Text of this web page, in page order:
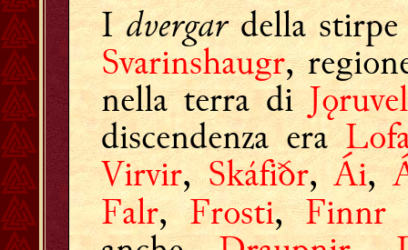
Idvergardella
Svarinshaugr,
nella terra di
discendenza era
Virvir,Skáfiðr,Ái,
Falr,Frosti,Finnr